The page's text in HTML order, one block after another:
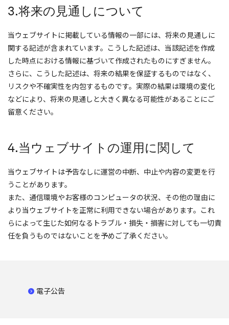
3.将来の見通しについて
当ウェブサイトに掲載している情報の一部には、将来の見通しに
関する記述が含まれています。こうした記述は、当該記述を作成
した時点における情報に基づいて作成されたものにすぎません。
さらに、こうした記述は、将来の結果を保証するものではなく、
リスクや不確実性を内包するものです。実際の結果は環境の変化
などにより、将来の見通しと大きく異なる可能性があることにご
留意ください。
4.当ウェブサイトの運用に関して
当ウェブサイトは予告なしに運営の中断、中止や内容の変更を行
うことがあります。
また、通信環境やお客様のコンピュータの状況、その他の理由に
より当ウェブサイトを正常に利用できない場合があります。これ
らによって生じた如何なるトラブル・損失・損害に対しても一切責
任を負うものではないことを予めご了承ください。
電子公告